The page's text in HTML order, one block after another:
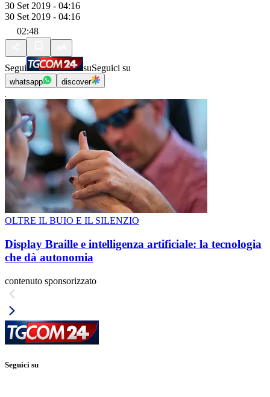
30 Set 2019 - 04:16
30 Set 2019 - 04:16
02:48
Segui suSeguici su
whatsapp discover
OLTRE IL BUIO E IL SILENZIO
Display Braille e intelligenza artificiale: la tecnologia
che dà autonomia
contenuto sponsorizzato
Seguici su